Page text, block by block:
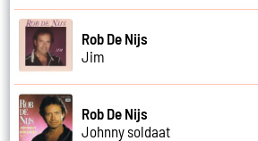
Rob De Nijs
Jim
Rob De Nijs
Johnny soldaat